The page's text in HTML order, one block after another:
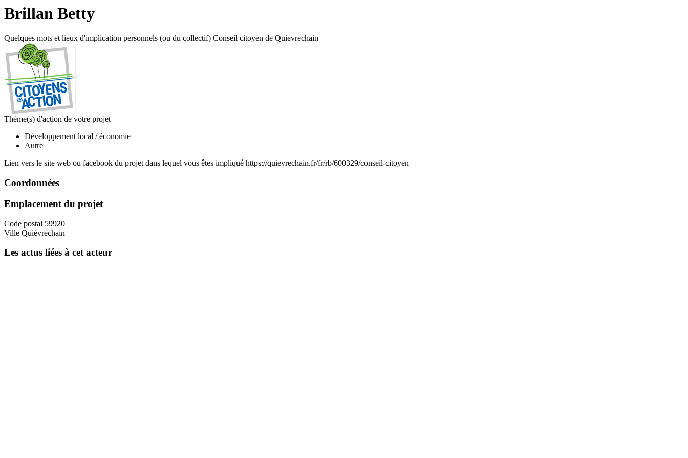
Brillan Betty
Quelques mots et lieux d'implication personnels (ou du collectif) Conseil citoyen de Quievrechain
Thème(s) d'action de votre projet
Développement local / économie
Autre
Lien vers le site web ou facebook du projet dans lequel vous êtes impliqué https://quievrechain.fr/fr/rb/600329/conseil-citoyen
Coordonnées
Emplacement du projet
Code postal 59920
Ville Quiévrechain
Les actus liées à cet acteur